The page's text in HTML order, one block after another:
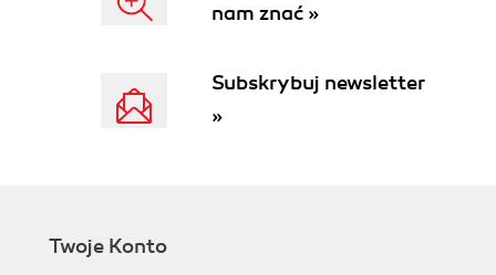
nam znać »
Subskrybuj newsletter
»
Twoje Konto